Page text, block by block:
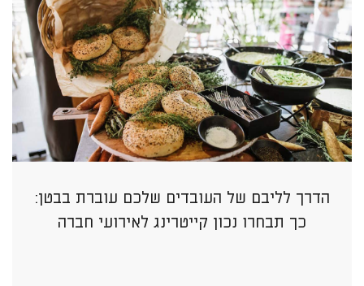
הדרך לליבם של העובדים שלכם עוברת בבטן:
כך תבחרו נכון קייטרינג לאירועי חברה